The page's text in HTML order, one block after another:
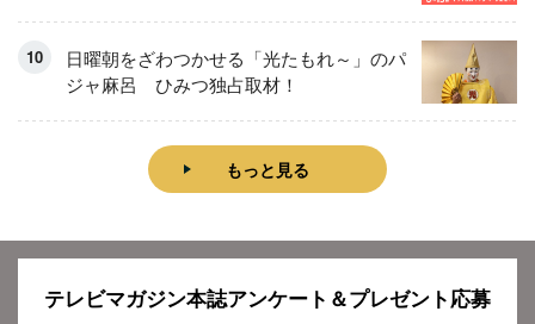
日曜朝をざわつかせる「光たもれ～」のパ
ジャ麻呂 ひみつ独占取材！
もっと見る
テレビマガジン本誌アンケート＆プレゼント応募